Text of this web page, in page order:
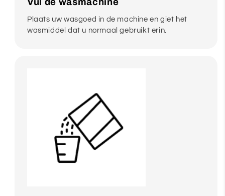
Plaats uw wasgoed in de machine en giet het
wasmiddel dat u normaal gebruikt erin.